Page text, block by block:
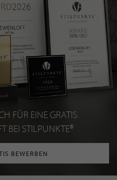
FÜR EINE GRATIS
BEI STILPUNKTE®
BEWERBEN